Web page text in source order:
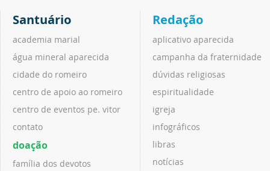
Santuário
academia marial
água mineral aparecida
cidade do romeiro
centro de apoio ao romeiro
centro de eventos pe. vitor
contato
doação
família dos devotos
Redação
aplicativo aparecida
campanha da fraternidade
dúvidas religiosas
espiritualidade
igreja
infográficos
libras
notícias